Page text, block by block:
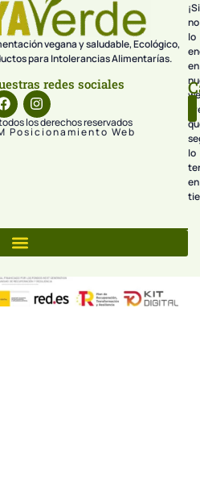
vegana y saludable, Ecológico,
para Intolerancias Alimentarías.
redes sociales
los derechos reservados
Posicionamiento Web
¡Si
no
lo
en
lo
en